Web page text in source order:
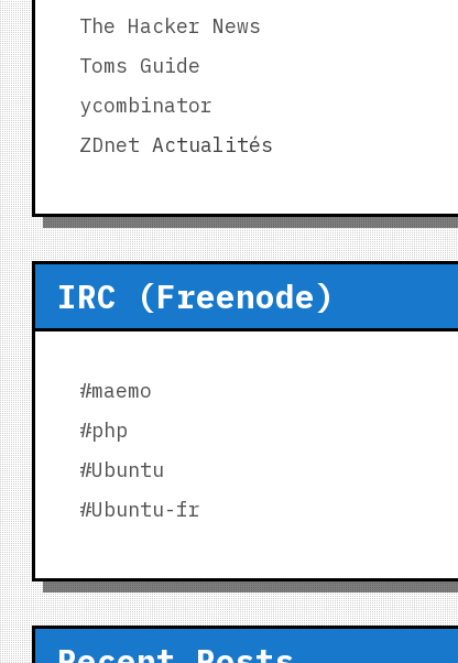
The Hacker News
Toms Guide
ycombinator
ZDnet Actualités
IRC (Freenode)
#maemo
#php
#Ubuntu
#Ubuntu-fr